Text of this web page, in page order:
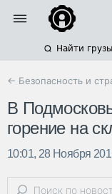
Найти грузы
← Безопасность и
В
горение на
10:01, 28 Ноября